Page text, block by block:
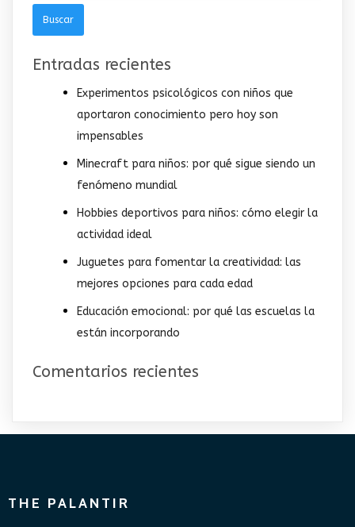
Entradas recientes
Experimentos psicológicos con niños que
aportaron conocimiento pero hoy son
impensables
Minecraft para niños: por qué sigue siendo un
fenómeno mundial
Hobbies deportivos para niños: cómo elegir la
actividad ideal
Juguetes para fomentar la creatividad: las
mejores opciones para cada edad
Educación emocional: por qué las escuelas la
están incorporando
Comentarios recientes
THE PALANTIR